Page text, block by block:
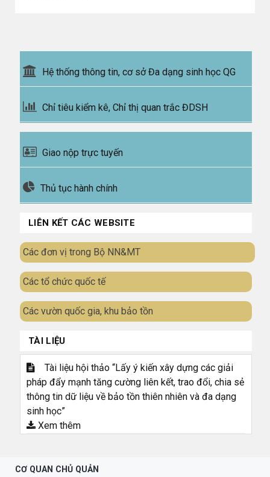
Hệ thống thông tin, cơ sở Đa dạng sinh học QG
Chỉ tiêu kiểm kê, Chỉ thị quan trắc ĐDSH
Giao nộp trực tuyến
Thủ tục hành chính
LIÊN KẾT CÁC WEBSITE
Các đơn vị trong Bộ NN&MT
Các tổ chức quốc tế
Các vườn quốc gia, khu bảo tồn
TÀI LIỆU
Tài liệu hội thảo “Lấy ý kiến xây dựng các giải
pháp đẩy mạnh tăng cường liên kết, trao đổi, chia sẻ
thông tin dữ liệu về bảo tồn thiên nhiên và đa dạng
sinh học”
Xem thêm
CƠ QUAN CHỦ QUẢN